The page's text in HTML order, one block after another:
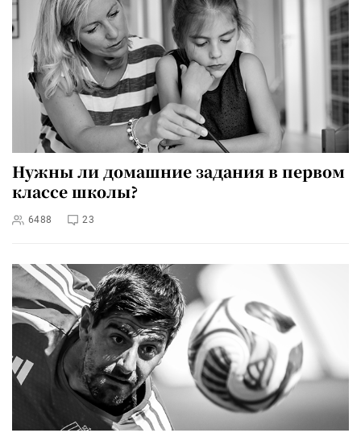
Нужны ли домашние задания в первом
классе школы?
6488 23